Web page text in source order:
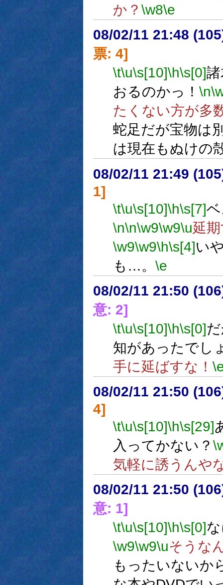
か？ \w8\e
08/02/11 21:48
票: 4]
\t\u\s[10]\h\s[0]
おるのかっ！ \n
たくない方が多
蛇足だが宝物は
は現在もぬけの
08/02/11 21:49
1]
\t\u\s[10]\h\s[7]
\n\n\w9\w9\u延
\w9\w9\h\s[4]い
も…。 \e
08/02/11 21:50
意: 2]
\t\u\s[10]\h\s[0]
知があったでし
手に延ばすな！
08/02/11 21:50
4]
\t\u\s[10]\h\s[29]
入ってかない？
気軽に誘うんや
08/02/11 21:50
意: 1]
\t\u\s[10]\h\s[0]
\w9\w9\uそうな
もったいないか